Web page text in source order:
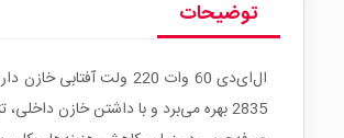
توضیحات